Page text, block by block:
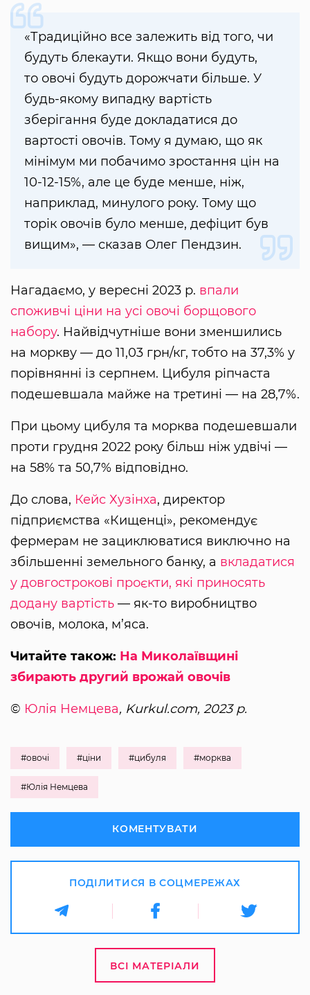
«Традиційно все залежить від того, чи
будуть блекаути. Якщо вони будуть,
то овочі будуть дорожчати більше. У
будь-якому випадку вартість
зберігання буде докладатися до
вартості овочів. Тому я думаю, що як
мінімум ми побачимо зростання цін на
10-12-15%, але це буде менше, ніж,
наприклад, минулого року. Тому що
торік овочів було менше, дефіцит був
вищим», — сказав Олег Пендзин.
Нагадаємо, у вересні 2023 р. впали
споживчі ціни на усі овочі борщового
набору. Найвідчутніше вони зменшились
на моркву — до 11,03 грн/кг, тобто на 37,3% у
порівнянні із серпнем. Цибуля ріпчаста
подешевшала майже на третині — на 28,7%.
При цьому цибуля та морква подешевшали
проти грудня 2022 року більш ніж удвічі —
на 58% та 50,7% відповідно.
До слова, Кейс Хузінха, директор
підприємства «Кищенці», рекомендує
фермерам не зациклюватися виключно на
збільшенні земельного банку, а вкладатися
у довгострокові проєкти, які приносять
додану вартість — як-то виробництво
овочів, молока, м’яса.
Читайте також: На Миколаївщині
збирають другий врожай овочів
© Юлія Немцева, Kurkul.com, 2023 р.
#овочі #ціни #цибуля #морква
#Юлія Немцева
КОМЕНТУВАТИ
ПОДІЛИТИСЯ В СОЦМЕРЕЖАХ
ВСІ МАТЕРІАЛИ